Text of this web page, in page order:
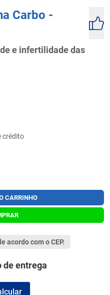
Carbo -
e infertilidade das
crédito
CARRINHO
acordo com o CEP.
de entrega